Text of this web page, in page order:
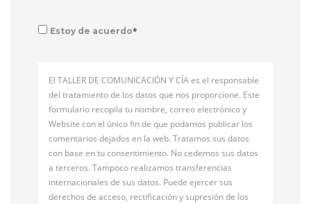
Estoy de acuerdo*
El TALLER DE COMUNICACIÓN Y CÍA es el responsable
del tratamiento de los datos que nos proporcione. Este
formulario recopila tu nombre, correo electrónico y
Website con el único fin de que podamos publicar los
comentarios dejados en la web. Tratamos sus datos
con base en tu consentimiento. No cedemos sus datos
a terceros. Tampoco realizamos transferencias
internacionales de sus datos. Puede ejercer sus
derechos de acceso, rectificación y supresión de los